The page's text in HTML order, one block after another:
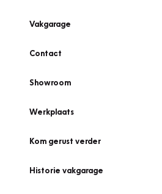
Vakgarage
Contact
Showroom
Werkplaats
Kom gerust verder
Historie vakgarage